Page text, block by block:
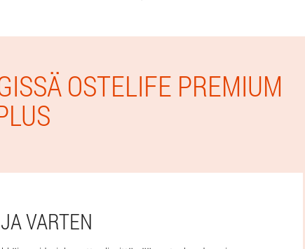
OSTELIFE PREMIUM
VARTEN